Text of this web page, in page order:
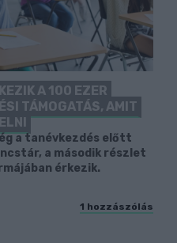
A 100 EZER
TÁMOGATÁS, AMIT
a tanévkezdés előtt
a második részlet
érkezik.
1 hozzászólás